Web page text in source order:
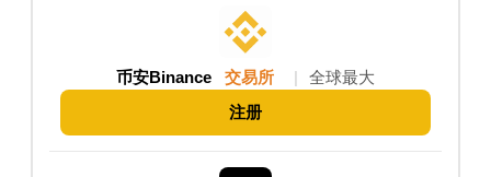
币安Binance 交易所 全球最大
注册